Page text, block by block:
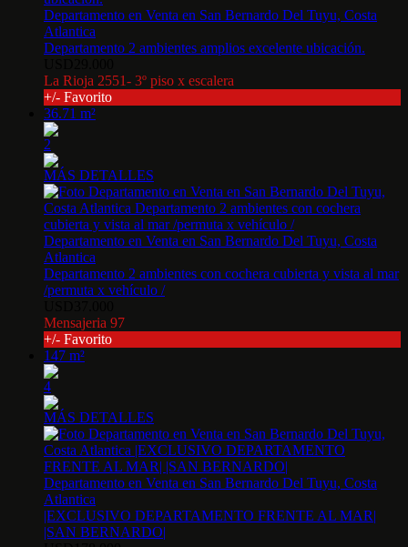
Departamento en Venta en San Bernardo Del Tuyu, Costa
Atlantica
Departamento 2 ambientes amplios excelente ubicación.
La Rioja 2551- 3º piso x escalera
+/- Favorito
36.71 m²
2
MÁS DETALLES
Departamento en Venta en San Bernardo Del Tuyu, Costa
Atlantica
Departamento 2 ambientes con cochera cubierta y vista al mar
/permuta x vehículo /
Mensajeria 97
+/- Favorito
147 m²
4
MÁS DETALLES
Departamento en Venta en San Bernardo Del Tuyu, Costa
Atlantica
|EXCLUSIVO DEPARTAMENTO FRENTE AL MAR|
|SAN BERNARDO|